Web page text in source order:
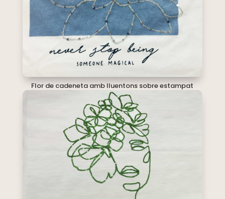
Flor de cadeneta amb lluentons sobre estampat